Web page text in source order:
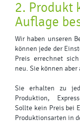
2. Produkt
Auflage
Wir haben unseren
können jede der
Preis errechnet
neu. Sie können aber
Sie erhalten zu
Produktion,
Sollte kein Preis bei
Produktionsarten in